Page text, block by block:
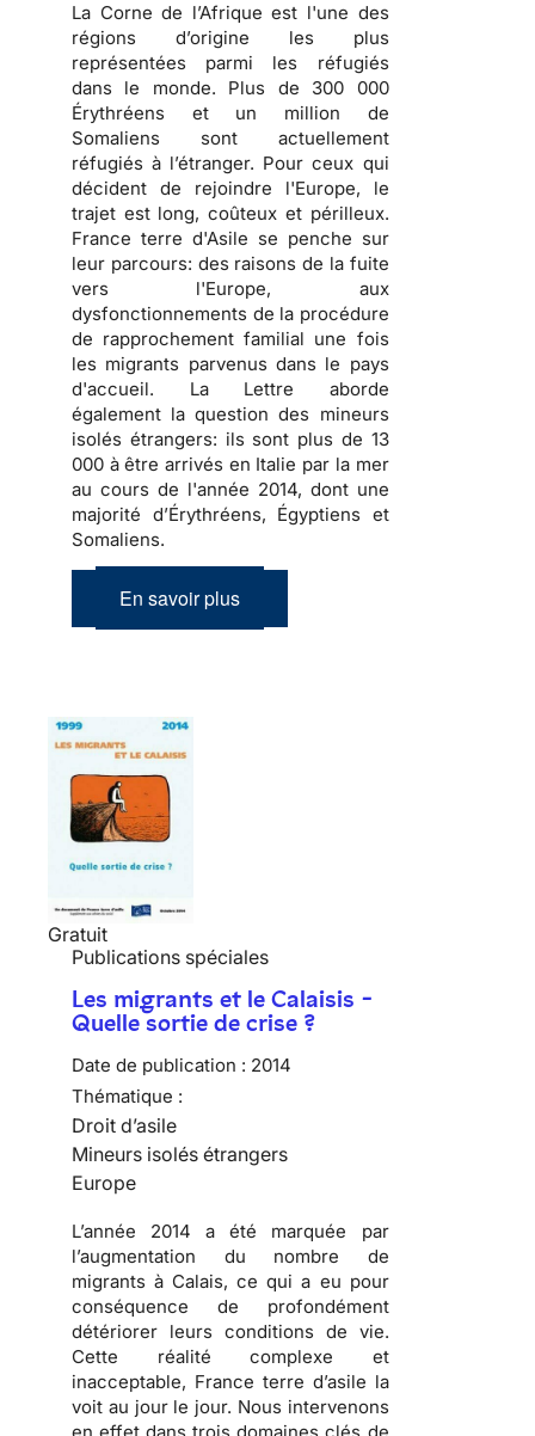
La Corne de l’Afrique est l'une des
régions d’origine les plus
représentées parmi les réfugiés
dans le monde. Plus de 300 000
Érythréens et un million de
Somaliens sont actuellement
réfugiés à l’étranger. Pour ceux qui
décident de rejoindre l'Europe, le
trajet est long, coûteux et périlleux.
France terre d'Asile se penche sur
leur parcours: des raisons de la fuite
vers l'Europe, aux
dysfonctionnements de la procédure
de rapprochement familial une fois
les migrants parvenus dans le pays
d'accueil. La Lettre aborde
également la question des mineurs
isolés étrangers: ils sont plus de 13
000 à être arrivés en Italie par la mer
au cours de l'année 2014, dont une
majorité d’Érythréens, Égyptiens et
Somaliens.
En savoir plus
Gratuit
Publications spéciales
Les migrants et le Calaisis -
Quelle sortie de crise ?
Date de publication : 2014
Thématique :
Droit d’asile
Mineurs isolés étrangers
Europe
L’année 2014 a été marquée par
l’augmentation du nombre de
migrants à Calais, ce qui a eu pour
conséquence de profondément
détériorer leurs conditions de vie.
Cette réalité complexe et
inacceptable, France terre d’asile la
voit au jour le jour. Nous intervenons
en effet dans trois domaines clés de